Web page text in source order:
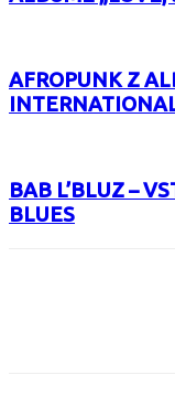
AFROPUNK Z
BAB L’BLUZ –
BLUES